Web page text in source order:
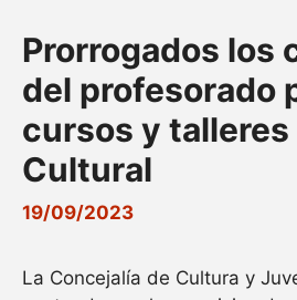
Prorrogados los
del profesorado
cursos y
Cultural
19/09/2023
La Concejalía de Cultura y